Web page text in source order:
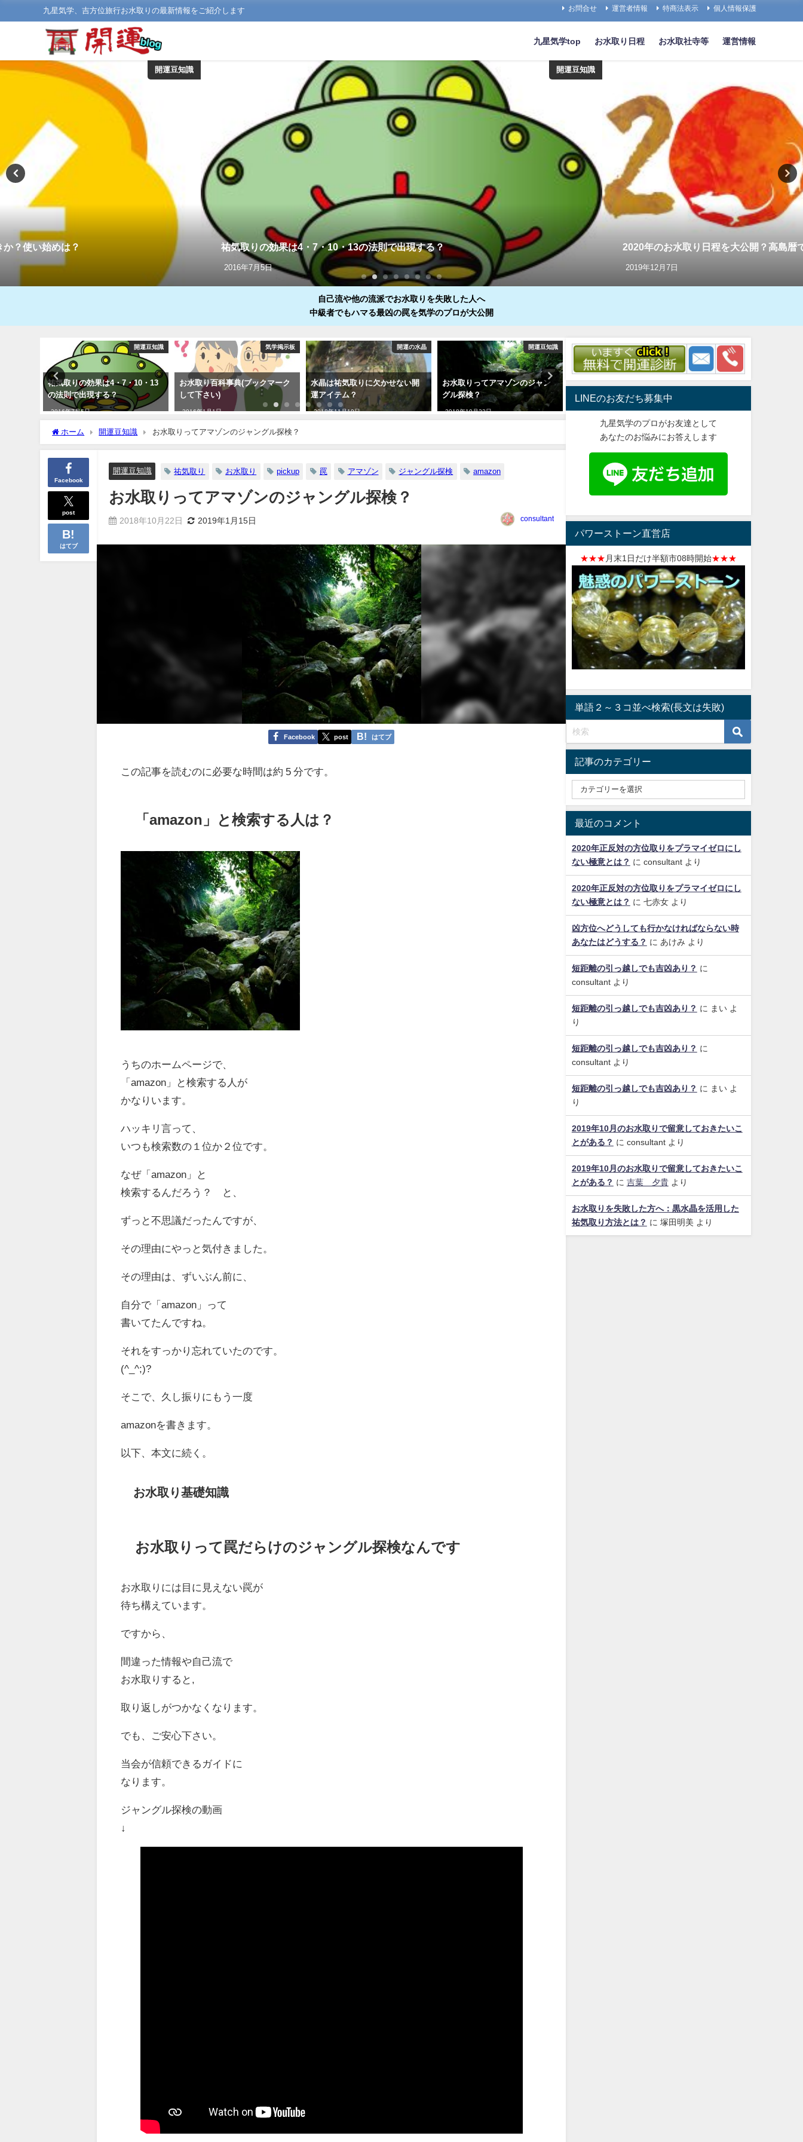
九星気学、吉方位旅行お水取りの最新情報をご紹介します お問合せ 運営者情報 特商法表示 個人情報保護
九星気学top お水取り日程 お水取社寺等 運営情報
開運豆知識
？使い始めは？
開運豆知識
祐気取りの効果は4・7・10・13の法則で出現する？
2016年7月5日
2020年のお水取り日程を大公開？高島暦
2019年12月7日
自己流や他の流派でお水取りを失敗した人へ
中級者でもハマる最凶の罠を気学のプロが大公開
開運豆知識
祐気取りの効果は4・7・10・13
の法則で出現する？
2016年7月5日
気学掲示板
お水取り百科事典(ブックマーク
して下さい)
2016年1月1日
開運の水晶
水晶は祐気取りに欠かせない開
運アイテム？
2018年11月19日
開運豆知識
お水取りってアマゾンのジャン
グル探検？
2018年10月22日
お水取日程
開？高島暦ではこうなる！
2019年12月7日 2019年12月6日
ホーム 開運豆知識 お水取りってアマゾンのジャングル探検？
Facebook
post
はてブ
開運豆知識 祐気取り お水取り pickup 罠 アマゾン ジャングル探検 amazon
お水取りってアマゾンのジャングル探検？
2018年10月22日 2019年1月15日 consultant
Facebook post はてブ
この記事を読むのに必要な時間は約 5 分です。
「amazon」と検索する人は？
うちのホームページで、
「amazon」と検索する人が
かなりいます。
ハッキリ言って、
いつも検索数の１位か２位です。
なぜ「amazon」と
検索するんだろう？ と、
ずっと不思議だったんですが、
その理由にやっと気付きました。
その理由は、ずいぶん前に、
自分で「amazon」って
書いてたんですね。
それをすっかり忘れていたのです。
(^_^;)?
そこで、久し振りにもう一度
amazonを書きます。
以下、本文に続く。
お水取り基礎知識
お水取りって罠だらけのジャングル探検なんです
お水取りには目に見えない罠が
待ち構えています。
ですから、
間違った情報や自己流で
お水取りすると,
取り返しがつかなくなります。
でも、ご安心下さい。
当会が信頼できるガイドに
なります。
ジャングル探検の動画
↓
LINEのお友だち募集中
九星気学のプロがお友達として
あなたのお悩みにお答えします
パワーストーン直営店
★★★ 月末1日だけ半額市08時開始★★★
単語２～３コ並べ検索(長文は失敗)
記事のカテゴリー
最近のコメント
2020年正反対の方位取りをプラマイゼロにし
ない極意とは？ に consultantより
2020年正反対の方位取りをプラマイゼロにし
ない極意とは？ に 七赤女より
凶方位へどうしても行かなければならない時
あなたはどうする？ に あけみ より
短距離の引っ越しでも吉凶あり？ に
consultantより
短距離の引っ越しでも吉凶あり？ に まいよ
り
短距離の引っ越しでも吉凶あり？ に
consultantより
短距離の引っ越しでも吉凶あり？ に まいよ
り
2019年10月のお水取りで留意しておきたいこ
とがある？ に consultantより
2019年10月のお水取りで留意しておきたいこ
とがある？ に 吉葉 夕貴より
お水取りを失敗した方へ：黒水晶を活用した
祐気取り方法とは？ に 塚田明美 より